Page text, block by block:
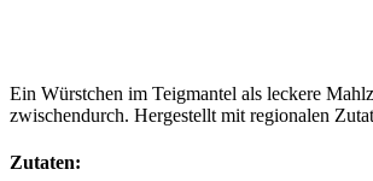
Ein Würstchen im Teigmantel als leckere
zwischendurch. Hergestellt mit regionalen
Zutaten: